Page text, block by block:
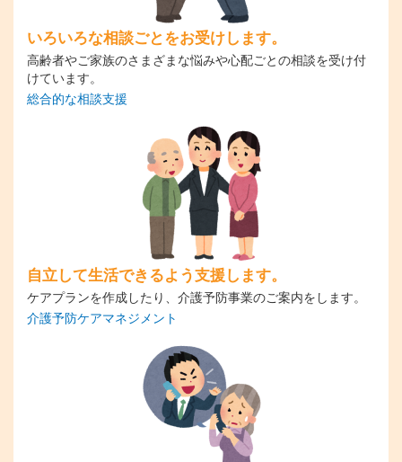
いろいろな相談ごとをお受けします。
高齢者やご家族のさまざまな悩みや心配ごとの相談を受け付
けています。
総合的な相談支援
自立して生活できるよう支援します。
ケアプランを作成したり、介護予防事業のご案内をします。
介護予防ケアマネジメント